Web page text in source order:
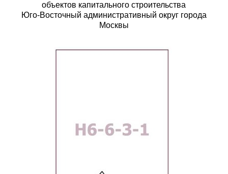
объектов капитального строительства
Юго-Восточный административный округ города
Москвы